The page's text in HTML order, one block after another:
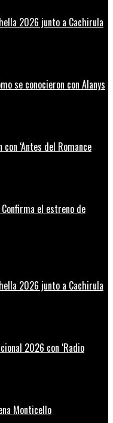
2026 junto a Cachirula
se conocieron con Alanys
‘Antes del Romance
el estreno de
2026 junto a Cachirula
2026 con ‘Radio
Monticello